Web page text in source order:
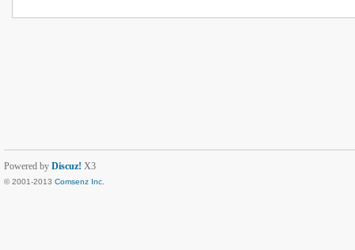
Powered by Discuz! X3
© 2001-2013 Comsenz Inc.